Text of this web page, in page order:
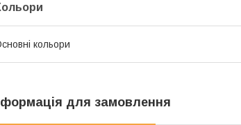
кольори
для замовлення